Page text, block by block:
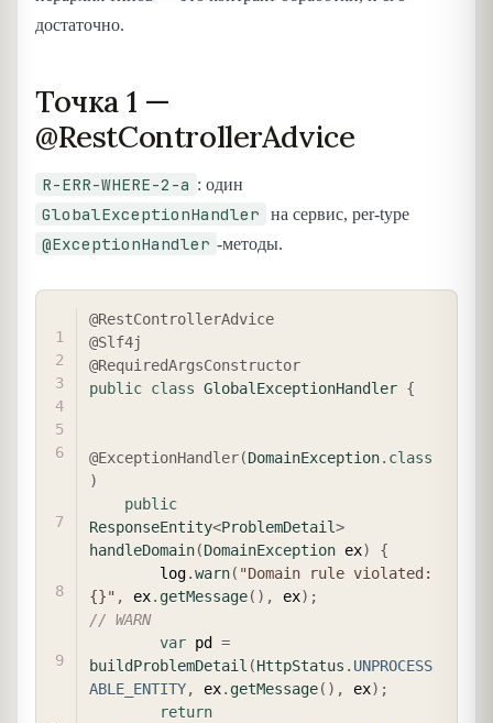
достаточно.
Точка 1 —
@RestControllerAdvice
R-ERR-WHERE-2-a : один
GlobalExceptionHandler на сервис, per-type
@ExceptionHandler -методы.
@RestControllerAdvice
@Slf4j
@RequiredArgsConstructor
public class GlobalExceptionHandler {
@ExceptionHandler(DomainException. class
)
public
ResponseEntity<ProblemDetail>
handleDomain(DomainException ex)
{
        log
.warn( "Domain rule violated:
{}" , ex. getMessage( ) , ex) ;
// WARN
var pd =
buildProblemDetail (HttpStatus . UNPROCESS
ABLE_ENTITY, ex. getMessage( ) , ex) ;
return